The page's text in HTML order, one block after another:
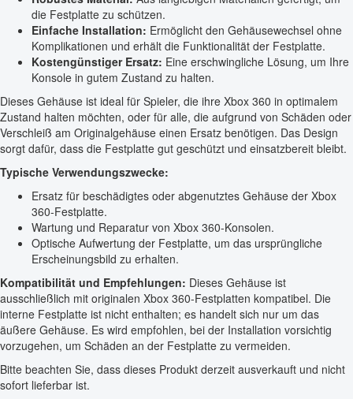
die Festplatte zu schützen.
Einfache Installation: Ermöglicht den Gehäusewechsel ohne
Komplikationen und erhält die Funktionalität der Festplatte.
Kostengünstiger Ersatz: Eine erschwingliche Lösung, um Ihre
Konsole in gutem Zustand zu halten.
Dieses Gehäuse ist ideal für Spieler, die ihre Xbox 360 in optimalem
Zustand halten möchten, oder für alle, die aufgrund von Schäden oder
Verschleiß am Originalgehäuse einen Ersatz benötigen. Das Design
sorgt dafür, dass die Festplatte gut geschützt und einsatzbereit bleibt.
Typische Verwendungszwecke:
Ersatz für beschädigtes oder abgenutztes Gehäuse der Xbox
360-Festplatte.
Wartung und Reparatur von Xbox 360-Konsolen.
Optische Aufwertung der Festplatte, um das ursprüngliche
Erscheinungsbild zu erhalten.
Kompatibilität und Empfehlungen: Dieses Gehäuse ist
ausschließlich mit originalen Xbox 360-Festplatten kompatibel. Die
interne Festplatte ist nicht enthalten; es handelt sich nur um das
äußere Gehäuse. Es wird empfohlen, bei der Installation vorsichtig
vorzugehen, um Schäden an der Festplatte zu vermeiden.
Bitte beachten Sie, dass dieses Produkt derzeit ausverkauft und nicht
sofort lieferbar ist.